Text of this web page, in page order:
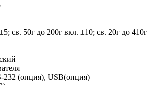
св. 50г до 200г вкл. ±10; св. 20г до 410г
232 (опция), USB(опция)